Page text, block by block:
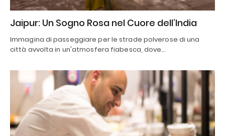
Jaipur: Un Sogno Rosa nel Cuore dell’India
Immagina di passeggiare per le strade polverose di una
città avvolta in un'atmosfera fiabesca, dove…